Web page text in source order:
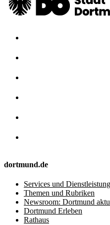
dortmund.de
Services und
Themen und Rubriken
Newsroom: Dortmund
Dortmund Erleben
Rathaus